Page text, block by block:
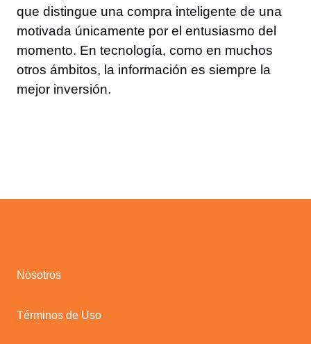
que distingue una compra inteligente de una
motivada únicamente por el entusiasmo del
momento. En tecnología, como en muchos
otros ámbitos, la información es siempre la
mejor inversión.
Nosotros
Términos de Uso